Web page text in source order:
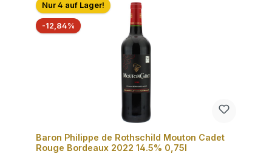
Nur 4 auf Lager!
-12,84%Rabatt
Baron Philippe de Rothschild Mouton Cadet
Rouge Bordeaux 2022 14.5% 0,75l